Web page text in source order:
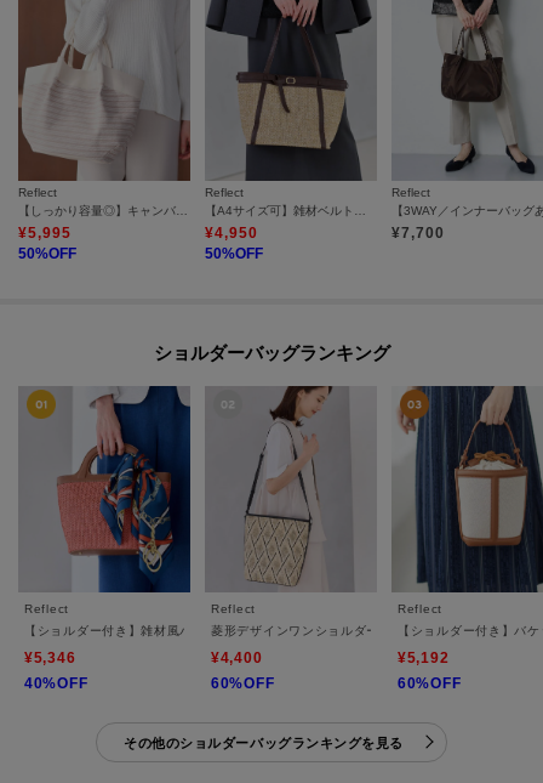
Reflect
¥5,995
50%OFF
Reflect
¥4,950
50%OFF
Reflect
¥7,700
ショルダーバッグランキング
Reflect
【ショルダー付き】雑材風バッグ
¥5,346
40%OFF
Reflect
菱形デザインワンショルダーバッグ
¥4,400
60%OFF
Reflect
【ショルダー付き】バ
¥5,192
60%OFF
その他のショルダーバッグランキングを見る